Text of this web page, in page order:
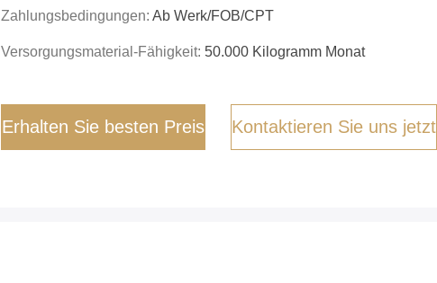
Zahlungsbedingungen: Ab Werk/FOB/CPT
Versorgungsmaterial-Fähigkeit: 50.000 Kilogramm Monat
Erhalten Sie besten Preis Kontaktieren Sie uns jetzt